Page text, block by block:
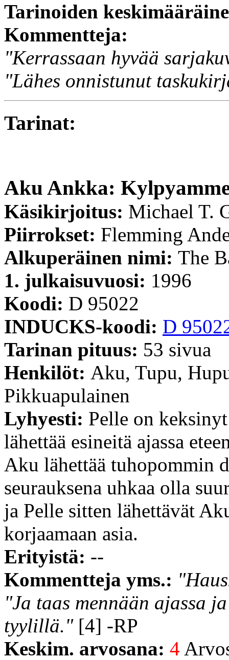
Tarinoiden
Kommentteja:
"Kerrassaan hyvää
"Lähes onnistunut
Tarinat:
Aku Ankka:
Käsikirjoitus: Michael T.
Piirrokset: Flemming
Alkuperäinen nimi: The
1. julkaisuvuosi: 1996
Koodi: D 95022
INDUCKS-koodi: D
Tarinan pituus: 53 sivua
Henkilöt: Aku, Tupu,
Pikkuapulainen
Lyhyesti: Pelle on
lähettää esineitä ajassa
Aku lähettää tuhopommin
seurauksena uhkaa olla
ja Pelle sitten lähettävät
korjaamaan asia.
Erityistä: --
Kommentteja yms.:
"Ja taas mennään ajassa
tyylillä."[4] -RP
Keskim. arvosana: 4